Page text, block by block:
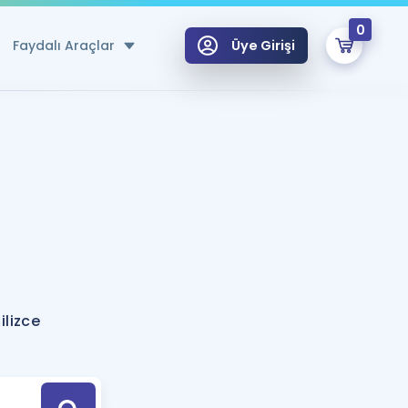
Faydalı Araçlar
Hesaplama Aracı
için Öneriler
Tek Takvimde
Üye Girişi
0